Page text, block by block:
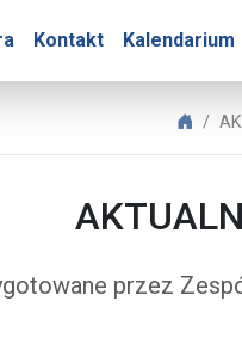
Kontakt Kalendarium
–
Biuro
przez